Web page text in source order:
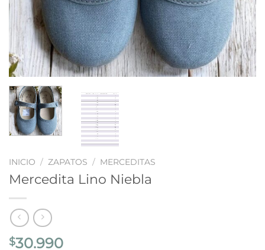
INICIO / ZAPATOS / MERCEDITAS
Mercedita Lino Niebla
$30.990